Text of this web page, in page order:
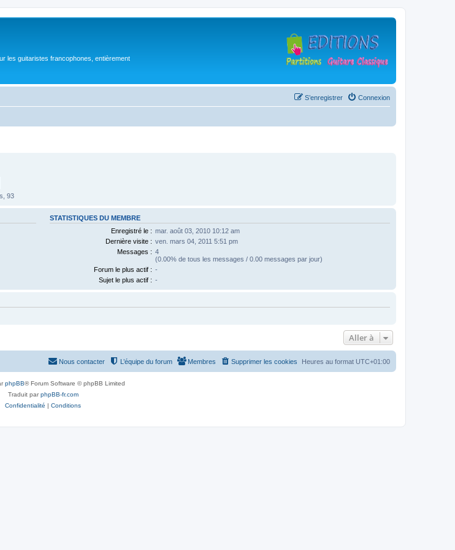
les guitaristes francophones, entièrement
Connexion
S’enregistrer
93
STATISTIQUES DU MEMBRE
Enregistré le : mar. août 03, 2010 10:12 am
Dernière visite : ven. mars 04, 2011 5:51 pm
Messages : 4
(0.00% de tous les messages / 0.00 messages par jour)
Forum le plus actif : -
Sujet le plus actif : -
Aller à
Heures au format UTC+01:00
Supprimer les cookies
Membres
L’équipe du forum
Nous contacter
phpBB® Forum Software © phpBB Limited
Traduit parphpBB-fr.com
Confidentialité | Conditions